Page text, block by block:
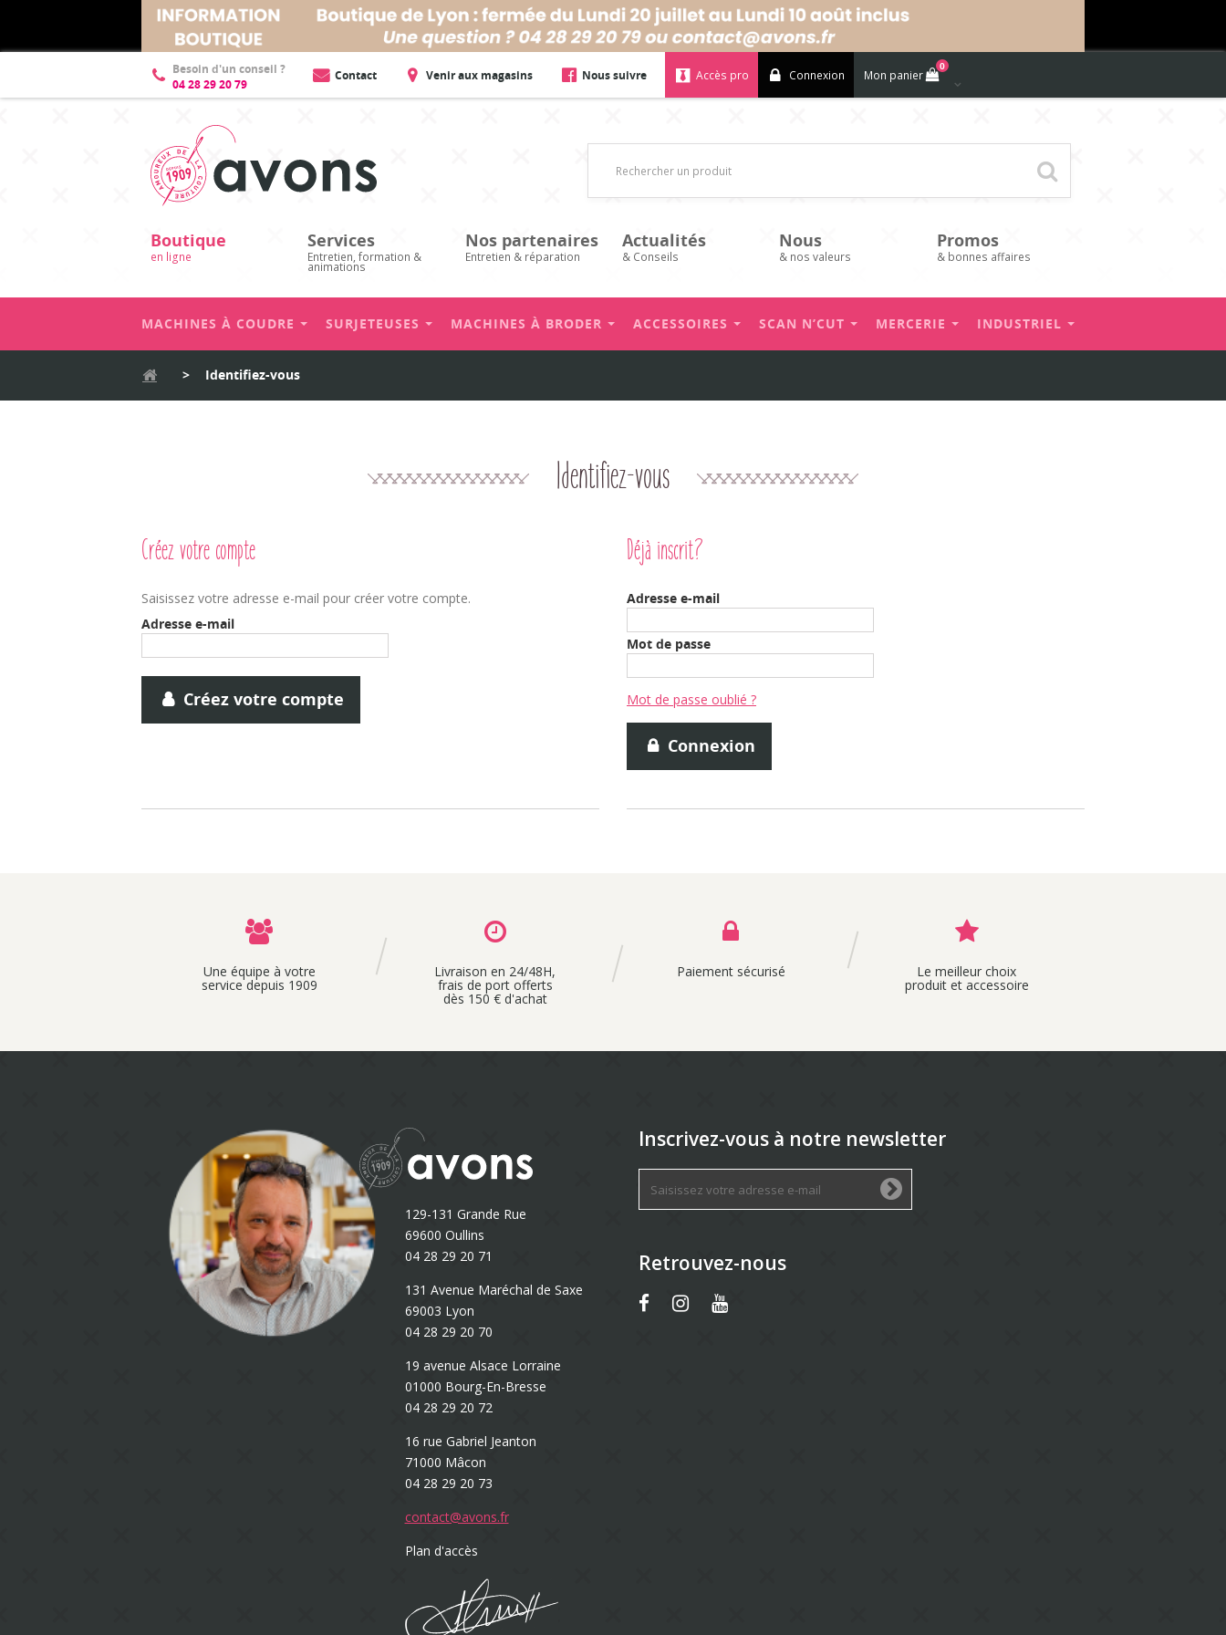
Besoin d'un conseil ?
04 28 29 20 79
Contact Venir aux magasins Nous suivre Accès pro Connexion Mon panier
0
Boutique
en ligne
Services
Entretien, formation &
animations
Nos partenaires
Entretien & réparation
Actualités
& Conseils
Nous
& nos valeurs
Promos
& bonnes affaires
MACHINES À COUDRE SURJETEUSES MACHINES À BRODER ACCESSOIRES SCAN N’CUT MERCERIE INDUSTRIEL
> Identifiez-vous
Identifiez-vous
Créez votre compte
Saisissez votre adresse e-mail pour créer votre compte.
Adresse e-mail
Créez votre compte
Déjà inscrit?
Adresse e-mail
Mot de passe
Mot de passe oublié ?
Connexion
Une équipe à votre
service depuis 1909
Livraison en 24/48H,
frais de port offerts
dès 150 € d'achat
Paiement sécurisé Le meilleur choix
produit et accessoire
129-131 Grande Rue
69600 Oullins
04 28 29 20 71
131 Avenue Maréchal de Saxe
69003 Lyon
04 28 29 20 70
19 avenue Alsace Lorraine
01000 Bourg-En-Bresse
04 28 29 20 72
16 rue Gabriel Jeanton
71000 Mâcon
04 28 29 20 73
contact@avons.fr
Plan d'accès
Inscrivez-vous à notre newsletter
Retrouvez-nous